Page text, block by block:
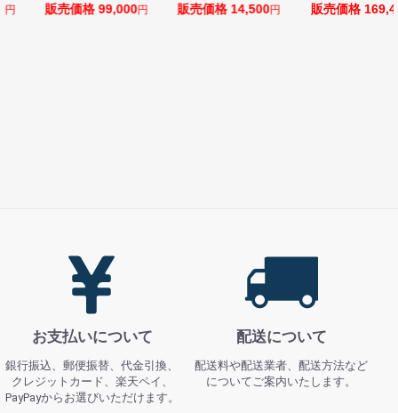
円 販売価格 99,000円 販売価格 14,500円 販売価格
お支払いについて
銀行振込、郵便振替、代金引換、
クレジットカード、楽天ペイ、
PayPayからお選びいただけます。
配送について
配送料や配送業者、配送方法など
についてご案内いたします。